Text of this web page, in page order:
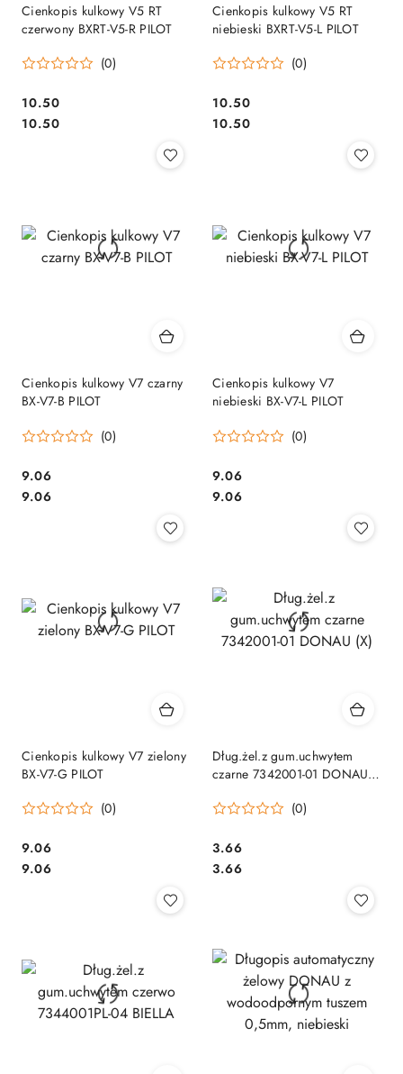
Cienkopis kulkowy V5 RT
czerwony BXRT-V5-R PILOT
(0)
Cena:
10.50
Cena:
10.50
Cienkopis kulkowy V5 RT
niebieski BXRT-V5-L PILOT
(0)
Cena:
10.50
Cena:
10.50
Cienkopis kulkowy V7 czarny
BX-V7-B PILOT
(0)
Cena:
9.06
Cena:
9.06
Cienkopis kulkowy V7
niebieski BX-V7-L PILOT
(0)
Cena:
9.06
Cena:
9.06
Cienkopis kulkowy V7 zielony
BX-V7-G PILOT
(0)
Cena:
9.06
Cena:
9.06
Dług.żel.z gum.uchwytem
czarne 7342001-01 DONAU
(0)
Cena:
3.66
Cena:
3.66